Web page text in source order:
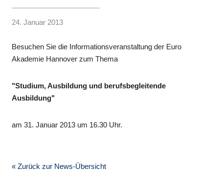
24. Januar 2013
Besuchen Sie die Informationsveranstaltung der Euro
Akademie Hannover zum Thema
"Studium, Ausbildung und berufsbegleitende
Ausbildung"
am 31. Januar 2013 um 16.30 Uhr.
« Zurück zur News-Übersicht